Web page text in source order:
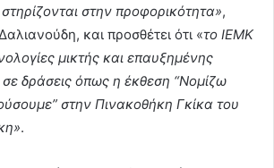
στην προφορικότητα»,
και προσθέτει ότι «το ΙΕΜΚ
μικτής και επαυξημένης
δράσεις όπως η έκθεση “Νομίζω
στην Πινακοθήκη Γκίκα του
.